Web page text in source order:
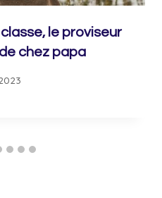
le proviseur
chez papa